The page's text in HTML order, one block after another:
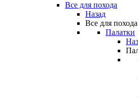
Все для похода
Назад
Все для похода
Палатки